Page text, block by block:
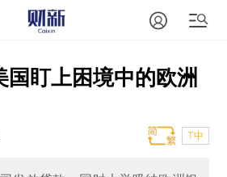
国盯上困境中的欧洲
T中